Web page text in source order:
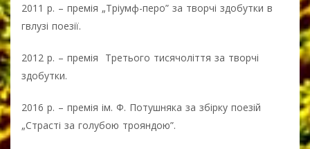
2011 р. – премія „Тріумф-перо” за творчі здобутки в
гвлузі поезії.
2012 р. – премія Третього тисячоліття за творчі
здобутки.
2016 р. – премія ім. Ф. Потушняка за збірку поезій
„Страсті за голубою трояндою”.